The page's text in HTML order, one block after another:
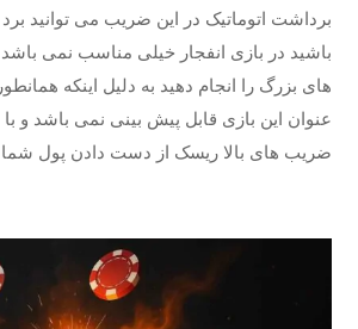
برداشت اتوماتیک در این ضریب می توانید
باشید در بازی انفجار خیلی مناسب نمی
های بزرگ را انجام دهید به دلیل اینکه
عنوان این بازی قابل پیش بینی نمی باشد و
ضریب های بالا ریسک از دست دادن پول شما